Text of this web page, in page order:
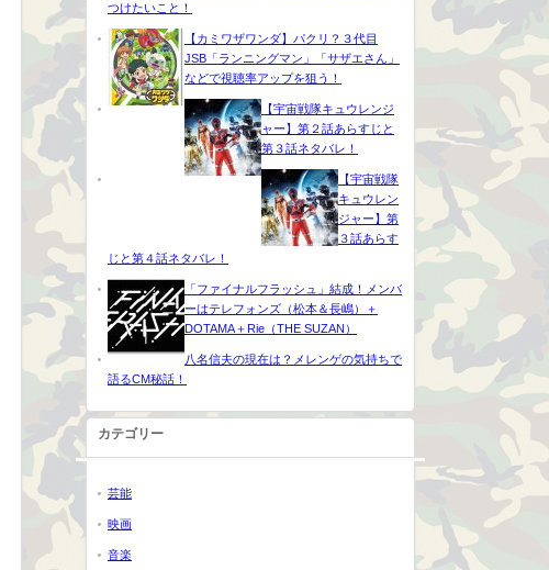
つけたいこと！
【カミワザワンダ】パクリ？３代目
JSB「ランニングマン」「サザエさん」
などで視聴率アップを狙う！
【宇宙戦隊キュウレンジ
ャー】第２話あらすじと
第３話ネタバレ！
【宇宙戦隊
キュウレン
ジャー】第
３話あらす
じと第４話ネタバレ！
「ファイナルフラッシュ」結成！メンバ
ーはテレフォンズ（松本＆長嶋）＋
DOTAMA＋Rie（THE SUZAN）
八名信夫の現在は？メレンゲの気持ちで
語るCM秘話！
カテゴリー
芸能
映画
音楽